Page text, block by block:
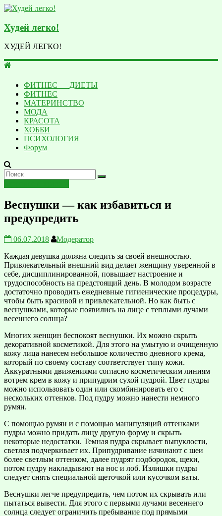
Худей легко!
ХУДЕЙ ЛЕГКО!
ФИТНЕС — ДИЕТЫ
ФИТНЕC
МАТЕРИНСТВО
МОДА
КРАСОТА
ХОББИ
ПСИХОЛОГИЯ
Форум
Веснушки — как избавиться и
предупредить
06.07.2018
Модератор
Каждая девушка должна следить за своей внешностью.
Привлекательный внешний вид делает женщину уверенной в
себе, дисциплинированной, повышает настроение и
трудоспособность на предстоящий день. В молодом возрасте
достаточно проводить ежедневные гигиенические процедуры,
чтобы быть красивой и привлекательной. Но как быть с
веснушками, которые появились на лице с теплыми лучами
весеннего солнца?
Многих женщин беспокоят веснушки. Их можно скрыть
декоративной косметикой. Для этого на умытую и очищенную
кожу лица нанесем небольшое количество дневного крема,
который по своему составу соответствует типу кожи.
Аккуратными движениями согласно косметическим линиям
вотрем крем в кожу и припудрим сухой пудрой. Цвет пудры
можно использовать один или скомбинировать его с
нескольких оттенков. Под пудру можно нанести немного
румян.
С помощью румян и с помощью манипуляций оттенками
пудры можно придать лицу другую форму и скрыть
некоторые недостатки. Темная пудра скрывает выпуклости,
светлая подчеркивает их. Припудривание начинают с шеи
более светлым оттенком, далее пудрят подбородок, щеки,
потом пудру накладывают на нос и лоб. Излишки пудры
следует снять специальной щеточкой или кусочком ваты.
Веснушки легче предупредить, чем потом их скрывать или
пытаться вывести. Для этого с первыми лучами весеннего
солнца следует ограничить пребывание под прямыми